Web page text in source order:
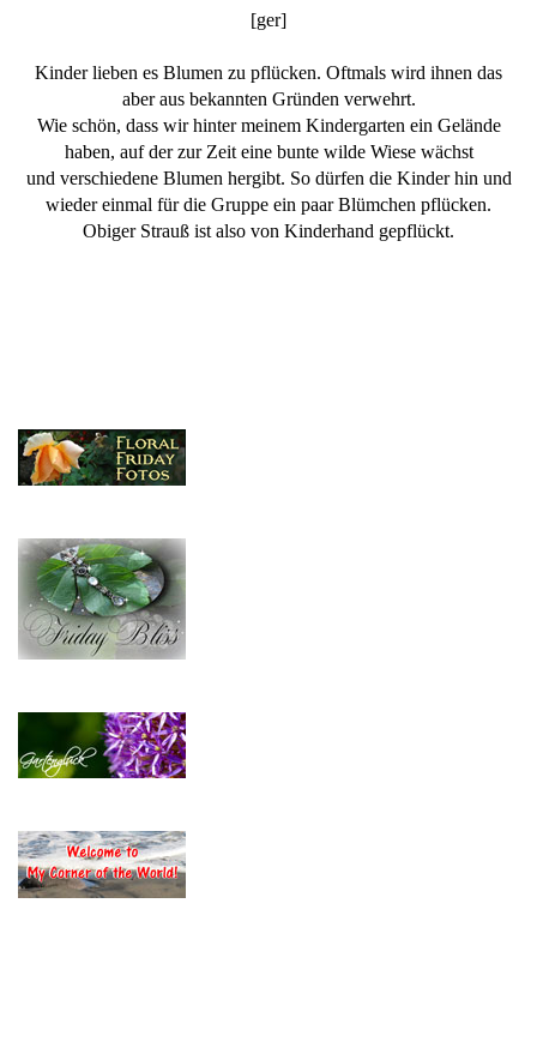
[ger]
Kinder lieben es Blumen zu pflücken. Oftmals wird ihnen das
aber aus bekannten Gründen verwehrt.
Wie schön, dass wir hinter meinem Kindergarten ein Gelände
haben, auf der zur Zeit eine bunte wilde Wiese wächst
und verschiedene Blumen hergibt. So dürfen die Kinder hin und
wieder einmal für die Gruppe ein paar Blümchen pflücken.
Obiger Strauß ist also von Kinderhand gepflückt.